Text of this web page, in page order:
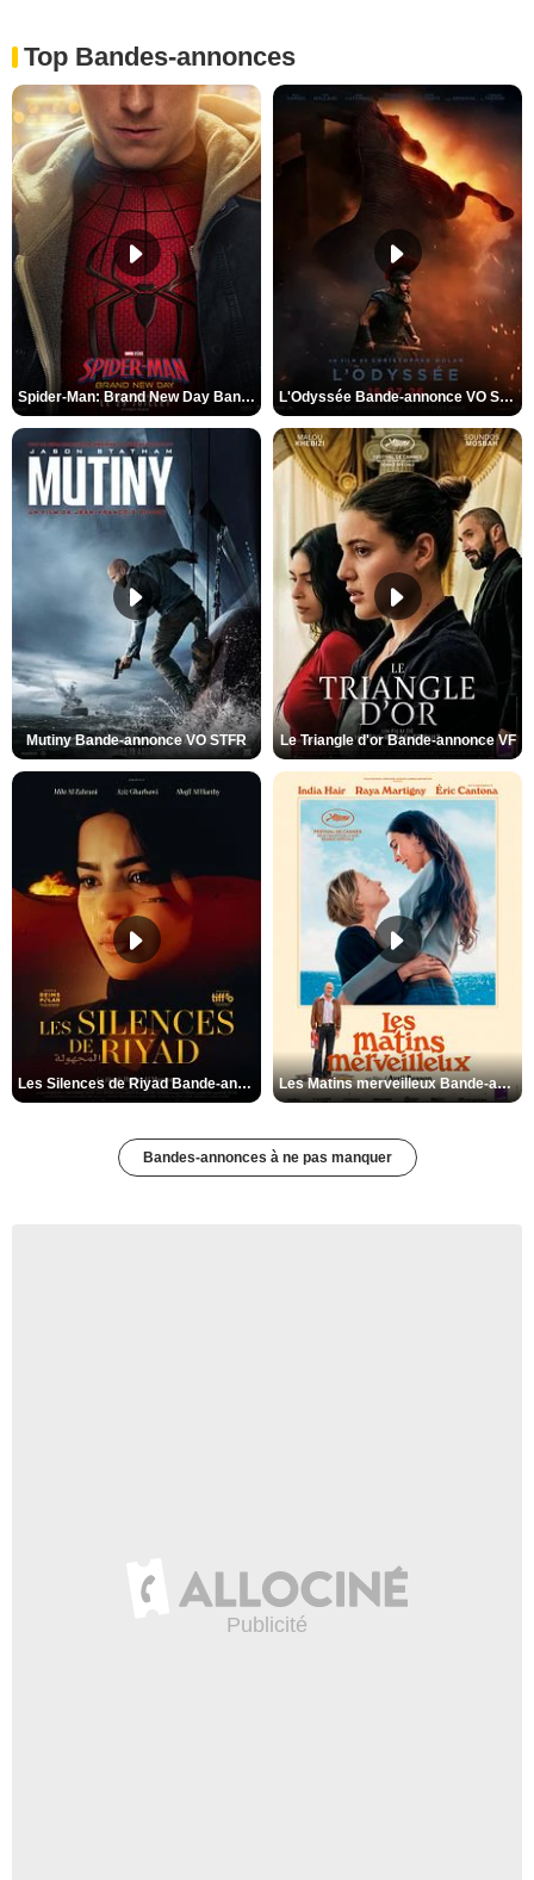
Top Bandes-annonces
Spider-Man: Brand New Day Bande-annonce VO STFR L'Odyssée Bande-annonce VO STFR
Mutiny Bande-annonce VO STFR Le Triangle d'or Bande-annonce VF
Les Silences de Riyad Bande-annonce VO STFR Les Matins merveilleux Bande-annonce VF
Bandes-annonces à ne pas manquer